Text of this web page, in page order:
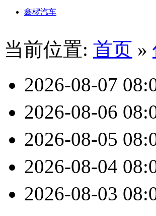
鑫椤汽车
当前位置: 首页 »
2026-08-07
2026-08-06
2026-08-05
2026-08-04
2026-08-03